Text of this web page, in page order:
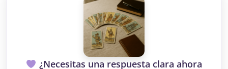
¿Necesitas una respuesta clara ahora